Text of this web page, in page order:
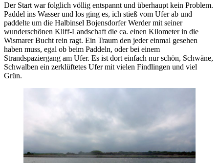
Der Start war folglich völlig entspannt und überhaupt kein Problem.
Paddel ins Wasser und los ging es, ich stieß vom Ufer ab und
paddelte um die Halbinsel Bojensdorfer Werder mit seiner
wunderschönen Kliff-Landschaft die ca. einen Kilometer in die
Wismarer Bucht rein ragt. Ein Traum den jeder einmal gesehen
haben muss, egal ob beim Paddeln, oder bei einem
Strandspaziergang am Ufer. Es ist dort einfach nur schön, Schwäne,
Schwalben ein zerklüftetes Ufer mit vielen Findlingen und viel
Grün.